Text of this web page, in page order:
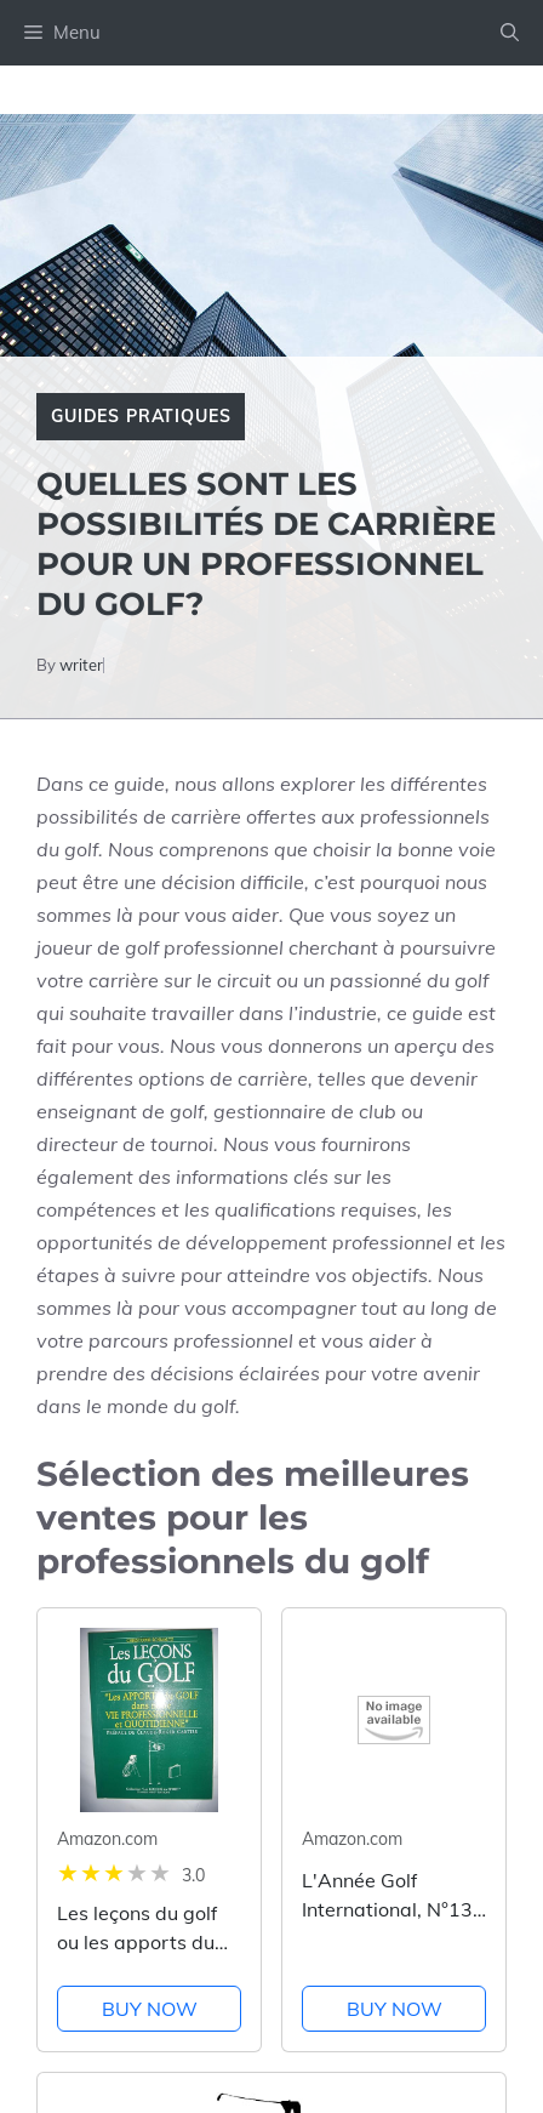
Menu
GUIDES PRATIQUES
QUELLES SONT LES
POSSIBILITÉS DE CARRIÈRE
POUR UN PROFESSIONNEL
DU GOLF?
Bywriter
Dans ce guide, nous allons explorer les différentes
possibilités de carrière offertes aux professionnels
du golf. Nous comprenons que choisir la bonne voie
peut être une décision difficile, c’est pourquoi nous
sommes là pour vous aider. Que vous soyez un
joueur de golf professionnel cherchant à poursuivre
votre carrière sur le circuit ou un passionné du golf
qui souhaite travailler dans l’industrie, ce guide est
fait pour vous. Nous vous donnerons un aperçu des
différentes options de carrière, telles que devenir
enseignant de golf, gestionnaire de club ou
directeur de tournoi. Nous vous fournirons
également des informations clés sur les
compétences et les qualifications requises, les
opportunités de développement professionnel et les
étapes à suivre pour atteindre vos objectifs. Nous
sommes là pour vous accompagner tout au long de
votre parcours professionnel et vous aider à
prendre des décisions éclairées pour votre avenir
dans le monde du golf.
Sélection des meilleures
ventes pour les
professionnels du golf
Amazon.com
3.0
Les leçons du golf
ou les apports du
professionnelle au
quotidien
BUY NOW
Amazon.com
L'Année Golf
International, N°13
Photographies et
tous les
Classements des
BUY NOW